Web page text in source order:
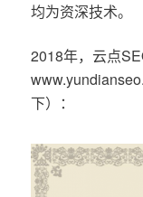
均为资深技术。
2018年，云点
下）：